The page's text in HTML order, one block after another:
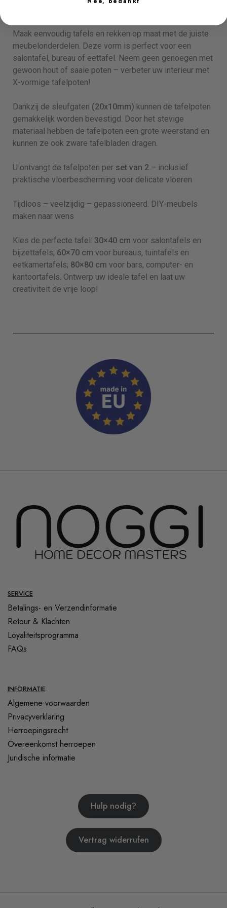
Maak eenvoudig tafels en rekken op maat met de juiste
meubelonderdelen. Deze vorm is perfect voor een
salontafel, bureau of eettafel. Neem geen genoegen met
gewoon hout of saaie poten – verbeter uw interieur met
X-vormige tafelpoten!
Dankzij de sleufgaten (20x10mm) kunnen de tafelpoten
gemakkelijk worden bevestigd. Door het stevige
materiaal hebben de tafelpoten een grote weerstand en
kunnen ze ook zware tafelbladen dragen.
U ontvangt de tafelpoten per set van 2 – inclusief
praktische vloerbescherming voor delicate vloeren
Tijdloos – veelzijdig – gepassioneerd. DIY-meubels
maken naar wens
Kies de perfecte tafel: 30×40 cm voor salontafels en
bijzettafels; 60×70 cm voor bureaus, tuintafels en
eetkamertafels; 80×80 cm voor bars, computer- en
kantoortafels. Ontwerp uw ideale tafel en laat uw
creativiteit de vrije loop!
SERVICE
Betalings- en Verzendinformatie
Retour & Klachten
Loyaliteitsprogramma
FAQs
INFORMATIE
Algemene voorwaarden
Privacyverklaring
Herroepingsrecht
Overeenkomst herroepen
Juridische informatie
Hulp nodig?
Vertrag widerrufen